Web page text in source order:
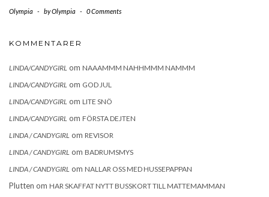
Olympia - byOlympia - 0 Comments
KOMMENTARER
LINDA/CANDYGIRL om NAAAMMM NAHHMMM NAMMM
LINDA/CANDYGIRL om GOD JUL
LINDA/CANDYGIRL om LITE SNÖ
LINDA/CANDYGIRL om FÖRSTA DEJTEN
LINDA / CANDYGIRL om REVISOR
LINDA / CANDYGIRL om BADRUMSMYS
LINDA / CANDYGIRL om NALLAR OSS MED HUSSEPAPPAN
Plutten om HAR SKAFFAT NYTT BUSSKORT TILL MATTEMAMMAN